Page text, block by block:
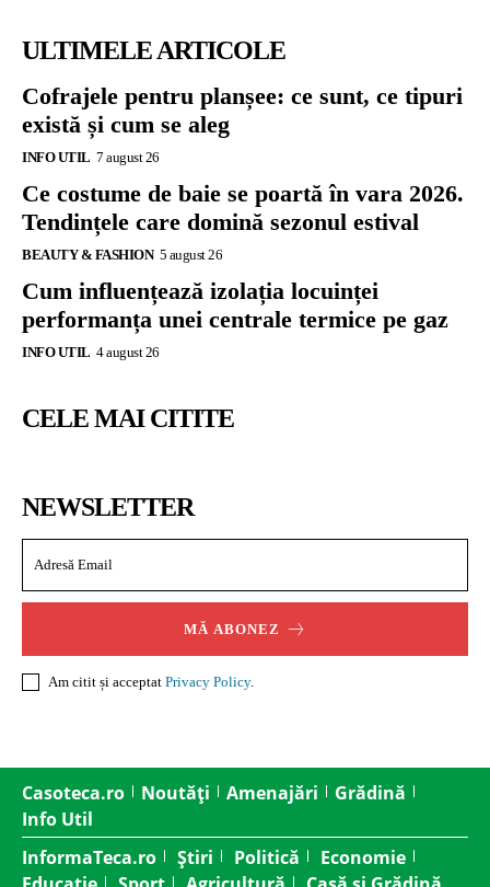
ULTIMELE ARTICOLE
Cofrajele pentru planșee: ce sunt, ce tipuri
există și cum se aleg
INFO UTIL 7 august 26
Ce costume de baie se poartă în vara 2026.
Tendințele care domină sezonul estival
BEAUTY & FASHION 5 august 26
Cum influențează izolația locuinței
performanța unei centrale termice pe gaz
INFO UTIL 4 august 26
CELE MAI CITITE
NEWSLETTER
MĂ ABONEZ
Am citit și acceptat Privacy Policy.
Casoteca.ro Noutăți Amenajări
Grădină
Info Util
InformaTeca.ro
Știri Politică
Economie